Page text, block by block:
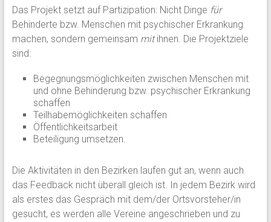
Das Projekt setzt auf Partizipation: Nicht Dinge für
Behinderte bzw. Menschen mit psychischer Erkrankung
machen, sondern gemeinsam mitihnen. Die Projektziele
sind:
Begegnungsmöglichkeiten zwischen Menschen mit
und ohne Behinderung bzw. psychischer Erkrankung
schaffen
Teilhabemöglichkeiten schaffen
Öffentlichkeitsarbeit
Beteiligung umsetzen.
Die Aktivitäten in den Bezirken laufen gut an, wenn auch
das Feedback nicht überall gleich ist. In jedem Bezirk wird
als erstes das Gespräch mit dem/der Ortsvorsteher/in
gesucht, es werden alle Vereine angeschrieben und zu